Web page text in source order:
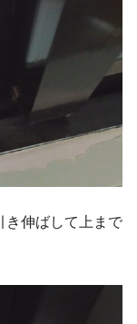
き伸ばして上まで